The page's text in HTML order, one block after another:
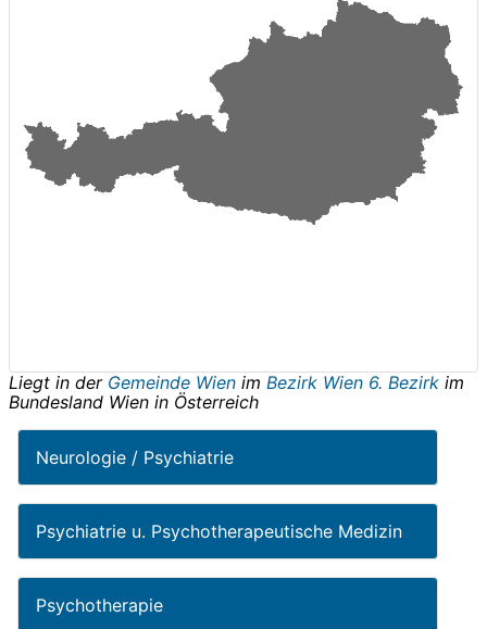
Liegt in der Gemeinde Wien im Bezirk Wien 6. Bezirk im
Bundesland Wien in Österreich
Neurologie / Psychiatrie
Psychiatrie u. Psychotherapeutische Medizin
Psychotherapie